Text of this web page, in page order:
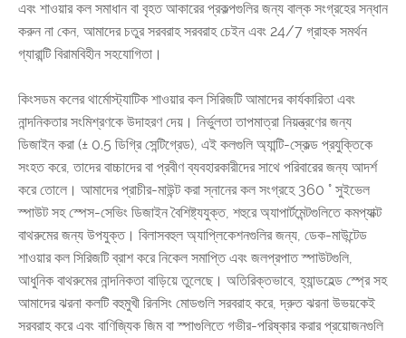
এবং শাওয়ার কল সমাধান বা বৃহত আকারের প্রকল্পগুলির জন্য বাল্ক সংগ্রহের সন্ধান
করুন না কেন, আমাদের চতুর সরবরাহ সরবরাহ চেইন এবং 24/7 গ্রাহক সমর্থন
গ্যারান্টি বিরামবিহীন সহযোগিতা।
কিংসডম কলের থার্মোস্ট্যাটিক শাওয়ার কল সিরিজটি আমাদের কার্যকারিতা এবং
নান্দনিকতার সংমিশ্রণকে উদাহরণ দেয়। নির্ভুলতা তাপমাত্রা নিয়ন্ত্রণের জন্য
ডিজাইন করা (± 0.5 ডিগ্রি সেন্টিগ্রেড), এই কলগুলি অ্যান্টি-স্কেল্ড প্রযুক্তিকে
সংহত করে, তাদের বাচ্চাদের বা প্রবীণ ব্যবহারকারীদের সাথে পরিবারের জন্য আদর্শ
করে তোলে। আমাদের প্রাচীর-মাউন্ট করা স্নানের কল সংগ্রহে 360 ° সুইভেল
স্পাউট সহ স্পেস-সেভিং ডিজাইন বৈশিষ্ট্যযুক্ত, শহুরে অ্যাপার্টমেন্টগুলিতে কমপ্যাক্ট
বাথরুমের জন্য উপযুক্ত। বিলাসবহুল অ্যাপ্লিকেশনগুলির জন্য, ডেক-মাউন্টেড
শাওয়ার কল সিরিজটি ব্রাশ করে নিকেল সমাপ্তি এবং জলপ্রপাত স্পাউটগুলি,
আধুনিক বাথরুমের নান্দনিকতা বাড়িয়ে তুলেছে। অতিরিক্তভাবে, হ্যান্ডহেল্ড স্প্রে সহ
আমাদের ঝরনা কলটি বহুমুখী রিনসিং মোডগুলি সরবরাহ করে, দ্রুত ঝরনা উভয়কেই
সরবরাহ করে এবং বাণিজ্যিক জিম বা স্পাগুলিতে গভীর-পরিষ্কার করার প্রয়োজনগুলি